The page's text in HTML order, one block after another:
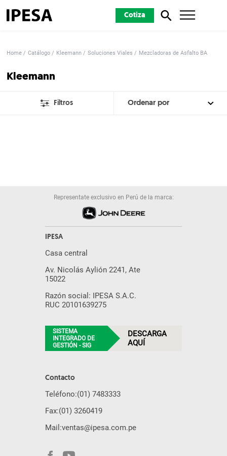
Cotiza
Home Catálogo Kleemann Soluciones Viales Mezcladoras de Asfalto BA
Kleemann
Filtros
Representate exclusivo en Perú de la marca:
IPESA
Casa central
Av. Nicolás Aylión 2241, Ate
15022
Razón social: IPESA S.A.C.
RUC 20101639275
SISTEMA
INTEGRADO DE
GESTIÓN - SIG
DESCARGA
AQUÍ
Contacto
Teléfono:(01) 7483333
Fax:(01) 3260419
Mail:ventas@ipesa.com.pe